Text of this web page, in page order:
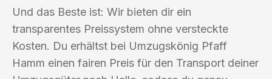
Und das Beste ist: Wir bieten dir ein
transparentes Preissystem ohne versteckte
Kosten. Du erhältst bei Umzugskönig Pfaff
Hamm einen fairen Preis für den Transport deiner